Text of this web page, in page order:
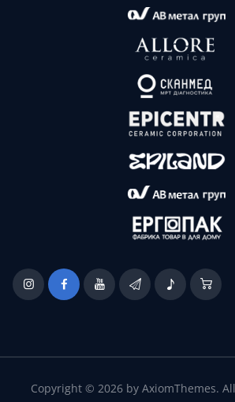
Copyright © 2026 by AxiomThemes.